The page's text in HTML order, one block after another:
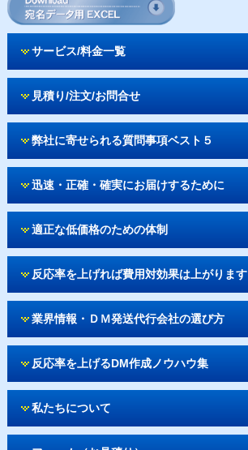
サービス/料金一覧
見積り/注文/お問合せ
弊社に寄せられる質問事項ベスト５
迅速・正確・確実にお届けするために
適正な低価格のための体制
反応率を上げれば費用対効果は上がります
業界情報・ＤＭ発送代行会社の選び方
反応率を上げるDM作成ノウハウ集
私たちについて